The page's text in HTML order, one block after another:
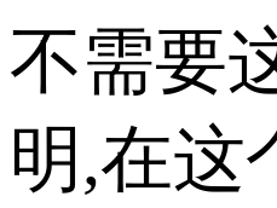
不需要
明,在这